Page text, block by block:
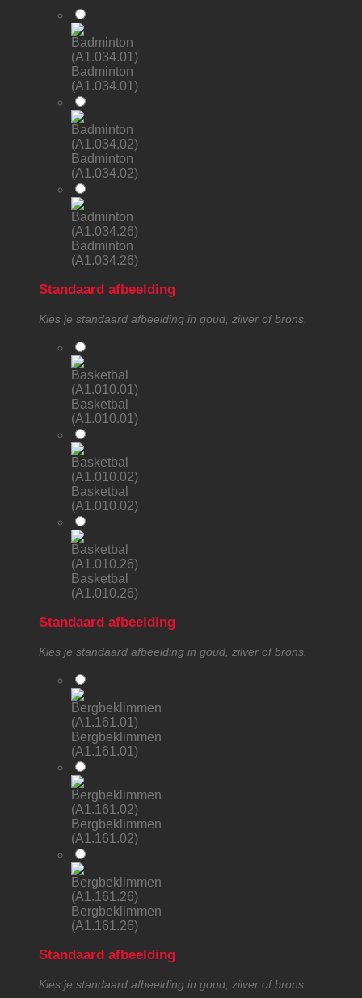
Badminton
(A1.034.01)
Badminton
(A1.034.02)
Badminton
(A1.034.26)
Standaard afbeelding
Kies je standaard afbeelding in goud, zilver of brons.
Basketbal
(A1.010.01)
Basketbal
(A1.010.02)
Basketbal
(A1.010.26)
Standaard afbeelding
Kies je standaard afbeelding in goud, zilver of brons.
Bergbeklimmen
(A1.161.01)
Bergbeklimmen
(A1.161.02)
Bergbeklimmen
(A1.161.26)
Standaard afbeelding
Kies je standaard afbeelding in goud, zilver of brons.